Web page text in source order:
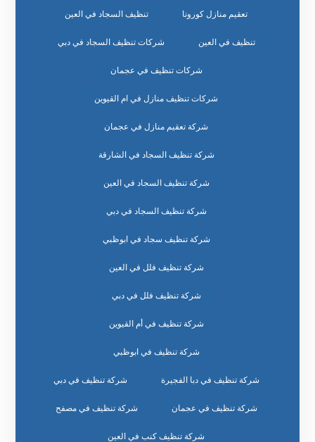
تعقيم منازل كورونا تنظيف السجاد في العين
تنظيف في العين شركات تنظيف السجاد في دبي
شركات تنظيف في عجمان
شركات تنظيف منازل في ام القيوين
شركة تعقيم منازل في عجمان
شركة تنظيف السجاد في الشارقة
شركة تنظيف السجاد في العين
شركة تنظيف السجاد في دبي
شركة تنظيف سجاد في ابوظبي
شركة تنظيف فلل في العين
شركة تنظيف فلل في دبي
شركة تنظيف في أم القيوين
شركة تنظيف في ابوظبي
شركة تنظيف في دبا الفجيرة شركة تنظيف في دبي
شركة تنظيف في عجمان شركة تنظيف في مصفح
شركة تنظيف كنب في العين